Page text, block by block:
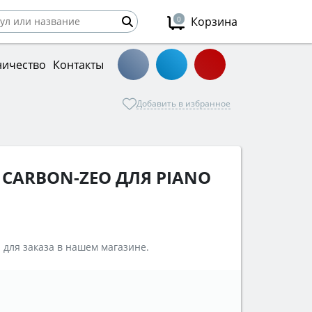
0 Корзина
Контакты
Добавить в избранное
ZEO ДЛЯ PIANO
заказа в нашем магазине.